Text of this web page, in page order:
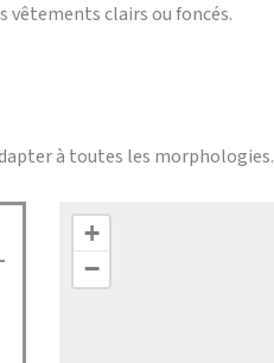
vêtements clairs ou foncés.
à toutes les morphologies.
+
−